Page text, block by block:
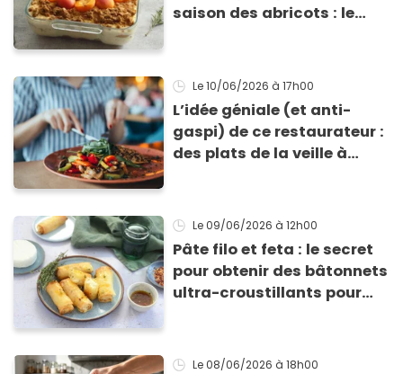
saison des abricots : le
Le 10/06/2026 à 17h00
L’idée géniale (et anti-
gaspi) de ce restaurateur :
des plats de la veille à
Le 09/06/2026 à 12h00
Pâte filo et feta : le secret
pour obtenir des bâtonnets
ultra-croustillants pour
Le 08/06/2026 à 18h00